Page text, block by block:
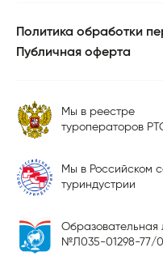
Политика обработки
Публичная оферта
Мы в реестре
туроператоров
Мы в Российском
туриндустрии
Образовательная
№Л035-01298-77/